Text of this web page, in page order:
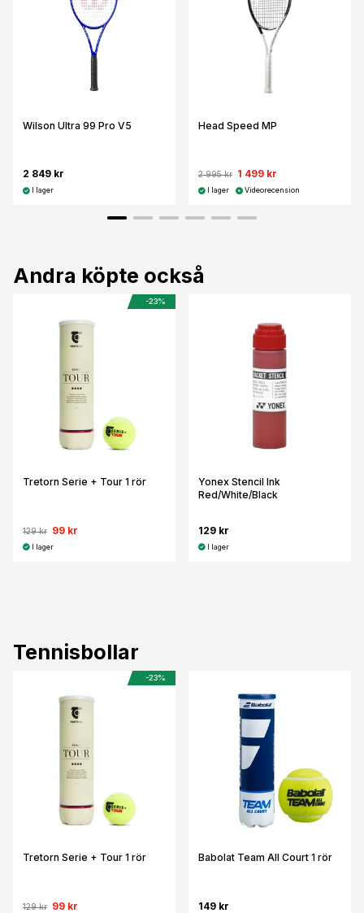
Wilson Ultra 99 Pro V5
2 849 kr
I lager
Head Speed MP
2 995 kr 1 499 kr
I lager Videorecension
Andra köpte också
-23%
Tretorn Serie + Tour 1 rör
129 kr 99 kr
I lager
Yonex Stencil Ink
Red/White/Black
129 kr
I lager
Tennisbollar
-23%
Tretorn Serie + Tour 1 rör
129 kr 99 kr
Babolat Team All Court 1 rör
149 kr